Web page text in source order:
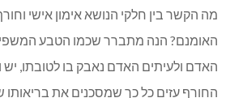
מה הקשר בין חלקי הנושא אימון אישי
האומנם? הנה מתברר שכמו הטבע
האדם ולעיתים האדם נאבק בו לטובתו, יש
החורף עזים כל כך שמסכנים את בריאותו